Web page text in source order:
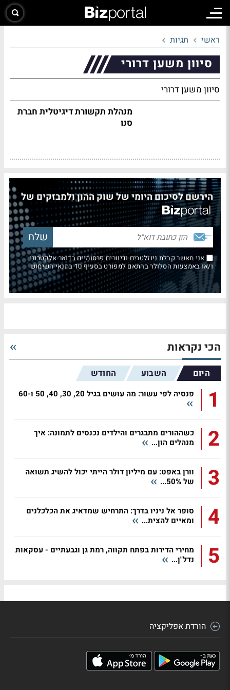
ראשי תגיות
סיוון משען דרורי
סיוון משען דרורי
מנהלת תקשורת דיגיטלית חברת
סנו
הירשם לסיכום היומי של שוק ההון ולמבזקים של
אני מאשר קבלת ניוזלטרים ודיוורים פרסומיים בדואר אלקטרוני
ו/או באמצעות הסלולר בהתאם למפורט בסעיף 10 בתנאי השימוש
הכי נקראות
היום השבוע החודש
1 פנסיה לפי עשור: מה עושים בגיל 20, 30, 40, 50 ו-60
2
כשההורים מתבגרים והילדים נכנסים לתמונה: איך
מנהלים הון...
3
וורן באפט: עם מיליון דולר הייתי יכול להשיג תשואה
של 50%...
4
סופר אל ניניו בדרך: התרחיש שמדאיג את הכלכלנים
ומאיים להצית...
5
מחירי הדירות בפתח תקווה, רמת גן וגבעתיים - עסקאות
נדל"ן...
הורדת אפליקציה